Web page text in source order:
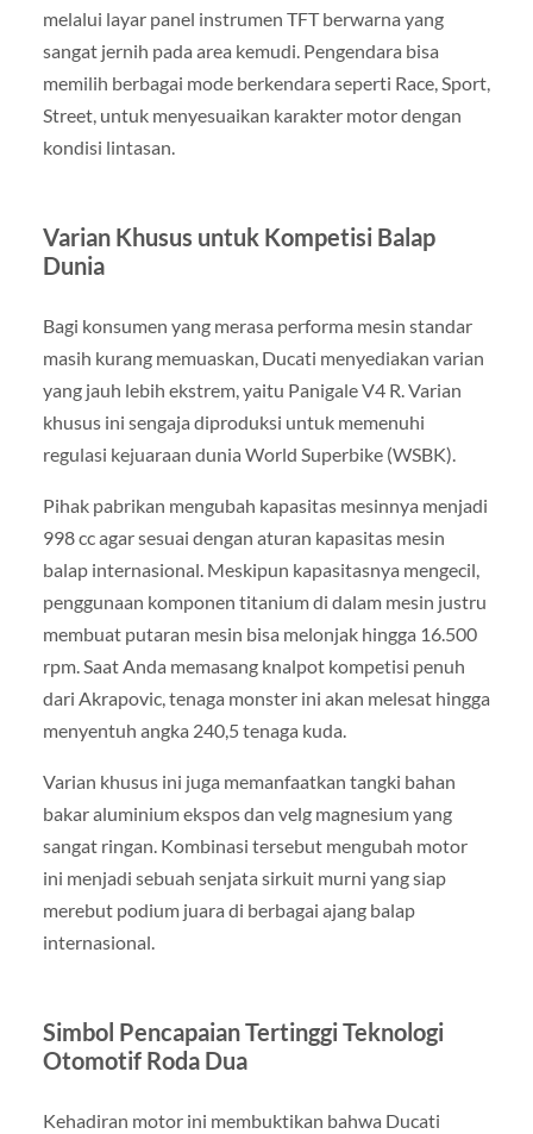
melalui layar panel instrumen TFT berwarna yang
sangat jernih pada area kemudi. Pengendara bisa
memilih berbagai mode berkendara seperti Race, Sport,
Street, untuk menyesuaikan karakter motor dengan
kondisi lintasan.
Varian Khusus untuk Kompetisi Balap
Dunia
Bagi konsumen yang merasa performa mesin standar
masih kurang memuaskan, Ducati menyediakan varian
yang jauh lebih ekstrem, yaitu Panigale V4 R. Varian
khusus ini sengaja diproduksi untuk memenuhi
regulasi kejuaraan dunia World Superbike (WSBK).
Pihak pabrikan mengubah kapasitas mesinnya menjadi
998 cc agar sesuai dengan aturan kapasitas mesin
balap internasional. Meskipun kapasitasnya mengecil,
penggunaan komponen titanium di dalam mesin justru
membuat putaran mesin bisa melonjak hingga 16.500
rpm. Saat Anda memasang knalpot kompetisi penuh
dari Akrapovic, tenaga monster ini akan melesat hingga
menyentuh angka 240,5 tenaga kuda.
Varian khusus ini juga memanfaatkan tangki bahan
bakar aluminium ekspos dan velg magnesium yang
sangat ringan. Kombinasi tersebut mengubah motor
ini menjadi sebuah senjata sirkuit murni yang siap
merebut podium juara di berbagai ajang balap
internasional.
Simbol Pencapaian Tertinggi Teknologi
Otomotif Roda Dua
Kehadiran motor ini membuktikan bahwa Ducati